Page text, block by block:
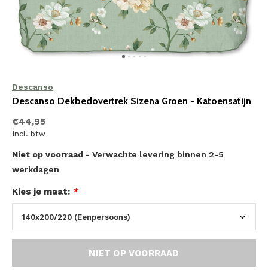
Descanso
Descanso Dekbedovertrek Sizena Groen - Katoensatijn
€44,95
Incl. btw
Niet op voorraad - Verwachte levering binnen 2-5
werkdagen
Kies je maat: *
NIET OP VOORRAAD